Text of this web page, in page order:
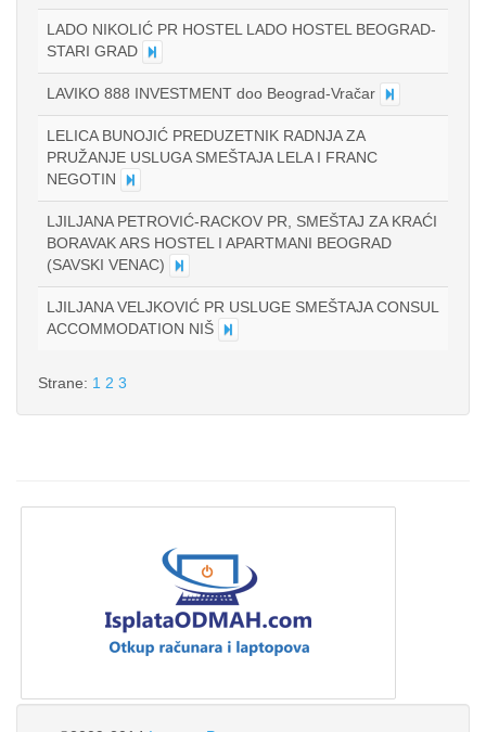
LADO NIKOLIĆ PR HOSTEL LADO HOSTEL BEOGRAD-
STARI GRAD
LAVIKO 888 INVESTMENT doo Beograd-Vračar
LELICA BUNOJIĆ PREDUZETNIK RADNJA ZA
PRUŽANJE USLUGA SMEŠTAJA LELA I FRANC
NEGOTIN
LJILJANA PETROVIĆ-RACKOV PR, SMEŠTAJ ZA KRAĆI
BORAVAK ARS HOSTEL I APARTMANI BEOGRAD
(SAVSKI VENAC)
LJILJANA VELJKOVIĆ PR USLUGE SMEŠTAJA CONSUL
ACCOMMODATION NIŠ
Strane: 1 2 3